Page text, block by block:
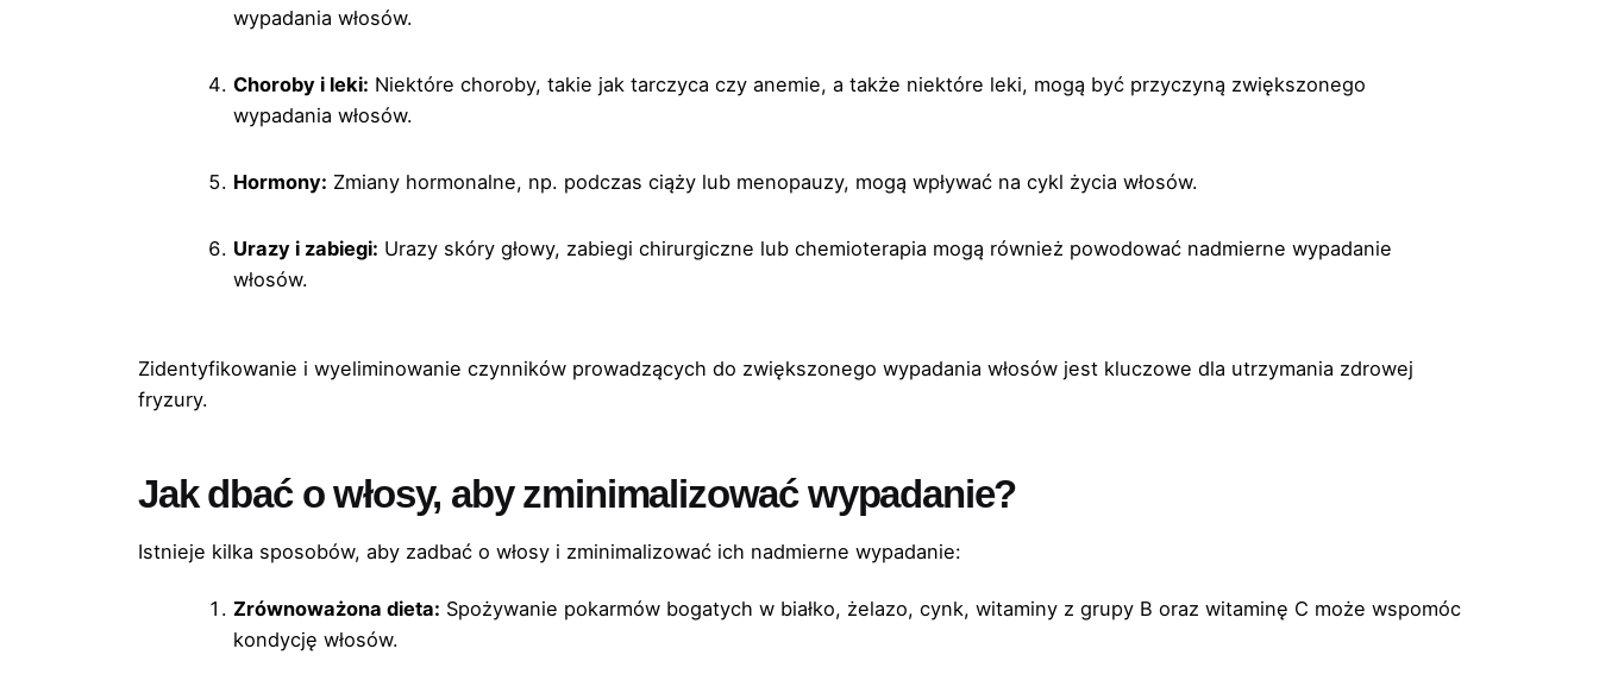
wypadania włosów.
Choroby i leki: Niektóre choroby, takie jak tarczyca czy anemie, a także niektóre leki, mogą być przyczyną zwiększonego
wypadania włosów.
Hormony: Zmiany hormonalne, np. podczas ciąży lub menopauzy, mogą wpływać na cykl życia włosów.
Urazy i zabiegi: Urazy skóry głowy, zabiegi chirurgiczne lub chemioterapia mogą również powodować nadmierne wypadanie
włosów.
Zidentyfikowanie i wyeliminowanie czynników prowadzących do zwiększonego wypadania włosów jest kluczowe dla utrzymania zdrowej
fryzury.
Jak dbać o włosy, aby zminimalizować wypadanie?
Istnieje kilka sposobów, aby zadbać o włosy i zminimalizować ich nadmierne wypadanie:
Zrównoważona dieta: Spożywanie pokarmów bogatych w białko, żelazo, cynk, witaminy z grupy B oraz witaminę C może wspomóc
kondycję włosów.